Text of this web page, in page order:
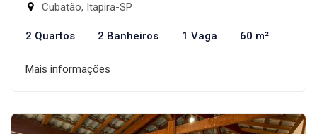
Cubatão, Itapira-SP
2 Quartos 2 Banheiros 1 Vaga 60 m²
Mais informações